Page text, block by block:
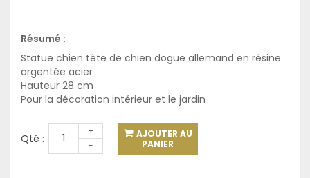
Résumé :
Statue chien tête de chien dogue allemand en résine
argentée acier
Hauteur 28 cm
Pour la décoration intérieur et le jardin
Qté :
+
-
AJOUTER AU
PANIER